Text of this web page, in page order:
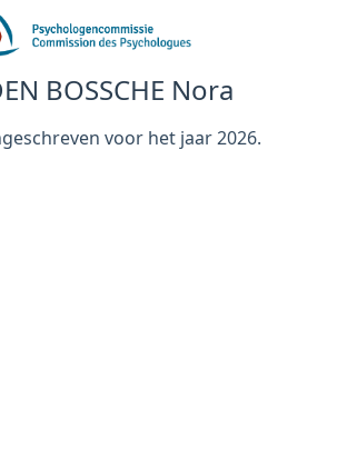
BOSSCHE Nora
voor het jaar 2026.